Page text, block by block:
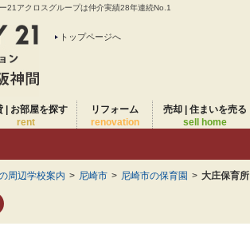
21アクロスグループは仲介実績28年連続No.1
トップページへ
| お部屋を探す
rent
リフォーム
renovation
売却 | 住まいを売る
sell home
周辺学校案内 > 尼崎市 > 尼崎市の保育園 > 大庄保育所